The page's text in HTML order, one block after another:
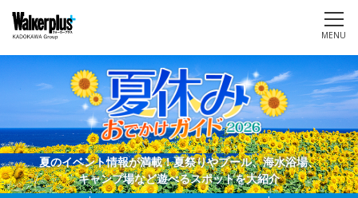
MENU
夏のイベント情報が満載！夏祭りやプール、海水浴場、
キャンプ場など遊べるスポットを大紹介